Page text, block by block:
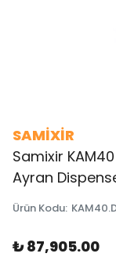
SAMİXİR
Samixir
Ayran
Ürün Kodu:
₺ 87,905.00